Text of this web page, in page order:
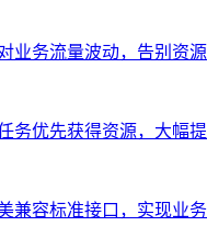
业务流量波动，告别资源
务优先获得资源，大幅提
兼容标准接口，实现业务